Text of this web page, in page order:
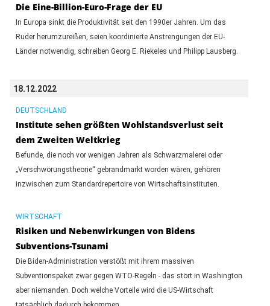
Die Eine-Billion-Euro-Frage der EU
In Europa sinkt die Produktivität seit den 1990er Jahren. Um das
Ruder herumzureißen, seien koordinierte Anstrengungen der EU-
Länder notwendig, schreiben Georg E. Riekeles und Philipp Lausberg.
18.12.2022
DEUTSCHLAND
Institute sehen größten Wohlstandsverlust seit
dem Zweiten Weltkrieg
Befunde, die noch vor wenigen Jahren als Schwarzmalerei oder
„Verschwörungstheorie“ gebrandmarkt worden wären, gehören
inzwischen zum Standardrepertoire von Wirtschaftsinstituten.
WIRTSCHAFT
Risiken und Nebenwirkungen von Bidens
Subventions-Tsunami
Die Biden-Administration verstößt mit ihrem massiven
Subventionspaket zwar gegen WTO-Regeln - das stört in Washington
aber niemanden. Doch welche Vorteile wird die US-Wirtschaft